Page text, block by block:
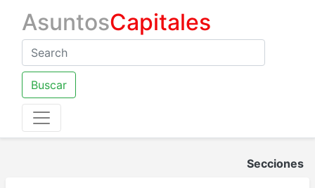
AsuntosCapitales
Buscar
Secciones